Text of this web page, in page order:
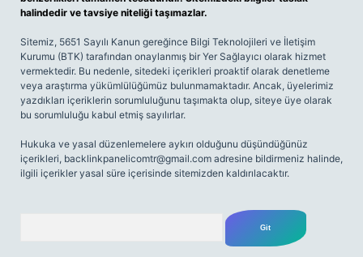
halindedir ve tavsiye niteliği taşımazlar.
Sitemiz, 5651 Sayılı Kanun gereğince Bilgi Teknolojileri ve İletişim
Kurumu (BTK) tarafından onaylanmış bir Yer Sağlayıcı olarak hizmet
vermektedir. Bu nedenle, sitedeki içerikleri proaktif olarak denetleme
veya araştırma yükümlülüğümüz bulunmamaktadır. Ancak, üyelerimiz
yazdıkları içeriklerin sorumluluğunu taşımakta olup, siteye üye olarak
bu sorumluluğu kabul etmiş sayılırlar.
Hukuka ve yasal düzenlemelere aykırı olduğunu düşündüğünüz
içerikleri, backlinkpanelicomtr@gmail.com adresine bildirmeniz halinde,
ilgili içerikler yasal süre içerisinde sitemizden kaldırılacaktır.